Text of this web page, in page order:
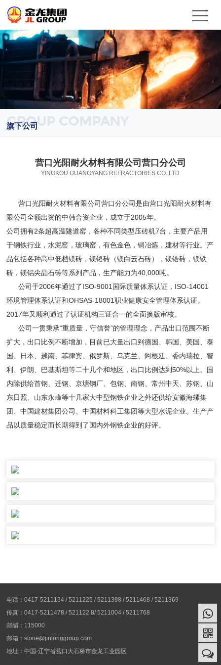
GROUP COMPANY
旗下公司
营口光阳耐火材料有限公司营口分公司
YINGKOU GUANGYANG REFRACTORIES CO.,LTD
营口光阳耐火材料有限公司营口分公司是由营口光阳耐火材料有
限公司全额出资的中韩合资企业，成立于2005年。
公司拥有2条超高温隧道窑，各种不同类型压砖机7台，主要产品用
于钢铁行业，水泥窑，玻璃窑，有色金色，铜冶炼，建材等行业。产
品包括各种高中低档镁砖，镁铬砖（镁白云石砖），镁锆砖，镁铁
砖，镁铝尖晶石砖等系列产品，生产能力为40,000吨。
公司于2006年通过了ISO-9001国际质量体系认证，ISO-14001
环境管理体系认证和OHSAS-18001职业健康安全管理体系认证。
2017年又顺利通过了认证机构三证合一的全面换版审核。
公司一贯秉承“重质量，守信誉”的管理理念，产品出口范围不断
扩大，出口比例不断增加，目前已大量出口到德国、韩国、美国、泰
国、日本、越南、菲律宾、俄罗斯、乌克兰、阿根廷、委内瑞拉、智
利、伊朗、巴基斯坦等二十几个和地区，出口比例达到50%以上。国
内除供给首钢、迁钢、京塘钢厂、包钢、南钢、常州中天、苏钢、山
东日照、山东永峰等十几家大中型钢铁企业之外还供给安徽海螺集
团、中国建材集团公司、中国材料科工集团等大型水泥企业。生产产
品以质量稳定而长期得到了国内外钢铁企业的好评。
电话：0417-5211134 / 5211225 / 5211398 / 5211468 / 5211369
传真：0417-5211478 / 521122 8/ 5211004 / 5211768
邮编：115000
邮箱：stone@jinlonggroup.com
地址：中国·辽宁省营口大石桥市金龙工业园区